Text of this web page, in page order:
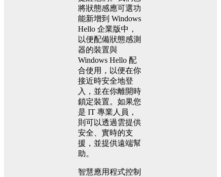
將狀態感應可選功
能新增到 Windows
Hello 企業版中，
以便配備狀態感測
器的裝置與
Windows Hello 配
合使用，以便在你
接近時安全地登
入，並在你離開時
鎖定裝置。如果您
是 IT 專業人員，
則可以透過雲提供
安全、實時的支
援，並提供遠端幫
助。
智慧應用程式控制